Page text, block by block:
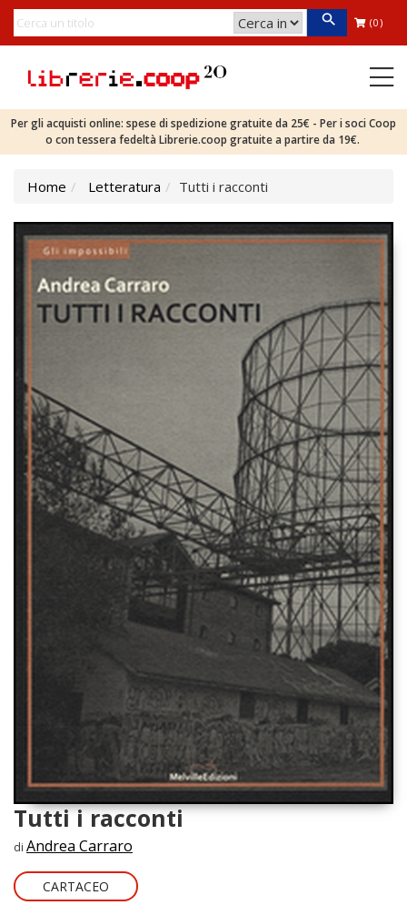
(0)
Per gli acquisti online: spese di spedizione gratuite da 25€ - Per i soci Coop
o con tessera fedeltà Librerie.coop gratuite a partire da 19€.
Home Letteratura Tutti i racconti
Tutti i racconti
di Andrea Carraro
CARTACEO